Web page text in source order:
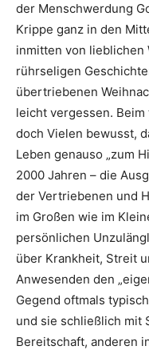
der Menschwerdung
Krippe ganz in den
inmitten von lieblichen
rührseligen
übertriebenen
leicht vergessen.
doch Vielen bewusst,
Leben genauso „zum
2000 Jahren – die
der Vertriebenen und
im Großen wie im
persönlichen
über Krankheit, Streit
Anwesenden den
Gegend oftmals
und sie schließlich mit
Bereitschaft, anderen